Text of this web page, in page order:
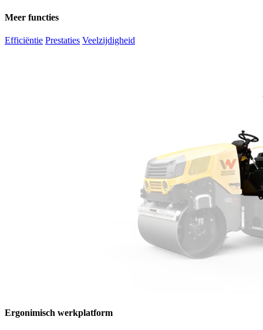
Meer functies
Efficiëntie Prestaties Veelzijdigheid
Ergonimisch werkplatform